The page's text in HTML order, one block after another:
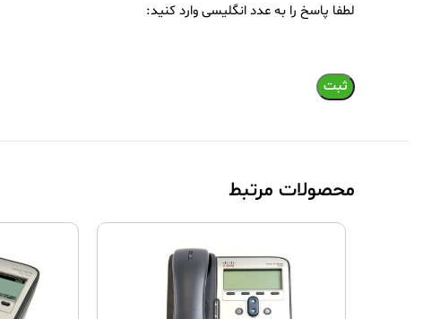
لطفا پاسخ را به عدد انگلیسی وارد کنید:
محصولات مرتبط